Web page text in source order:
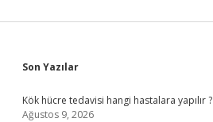
Sidebar
Son Yazılar
Kök hücre tedavisi hangi hastalara yapılır ?
Ağustos 9, 2026